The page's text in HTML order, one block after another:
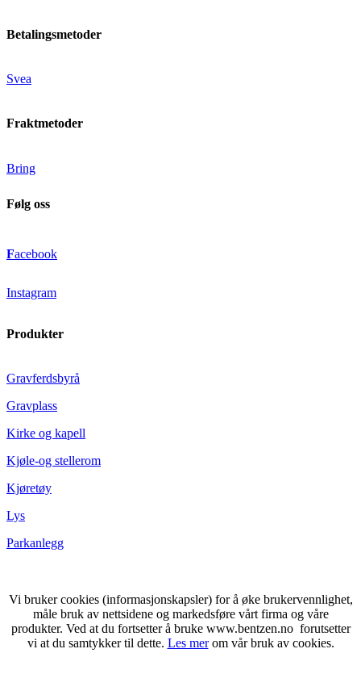
Betalingsmetoder
Svea
Fraktmetoder
Bring
Følg oss
Facebook
Instagram
Produkter
Gravferdsbyrå
Gravplass
Kirke og kapell
Kjøle-og stellerom
Kjøretøy
Lys
Parkanlegg
Vi bruker cookies (informasjonskapsler) for å øke brukervennlighet,
måle bruk av nettsidene og markedsføre vårt firma og våre
produkter. Ved at du fortsetter å bruke www.bentzen.no forutsetter
vi at du samtykker til dette. Les merom vår bruk av cookies.